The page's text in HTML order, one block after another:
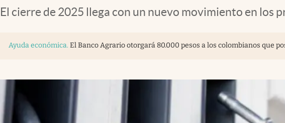
El cierre de 2025 llega con un nuevo movimiento en los
Ayuda económica. El Banco Agrario otorgará 80.000 pesos a los colombianos que